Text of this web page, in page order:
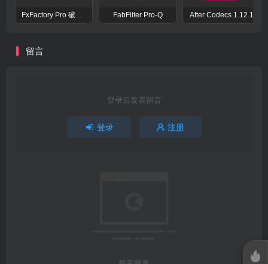
FxFactory Pro 破解版 视觉效果插件工具包 FabFilter Pro-Q After Codecs 1.12.1
留言
登录后发表留言
登录 注册